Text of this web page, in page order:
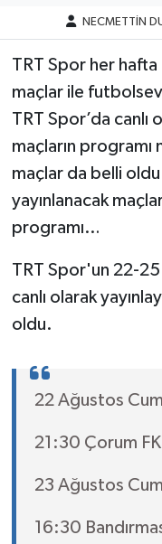
NECMETTİN
TRT Spor her hafta
maçlar ile
TRT Spor’da canlı
maçların programı
maçlar da belli
yayınlanacak
programı…
TRT Spor'un 22-
canlı olarak
oldu.
22 Ağustos
21:30 Çorum
23 Ağustos
16:30